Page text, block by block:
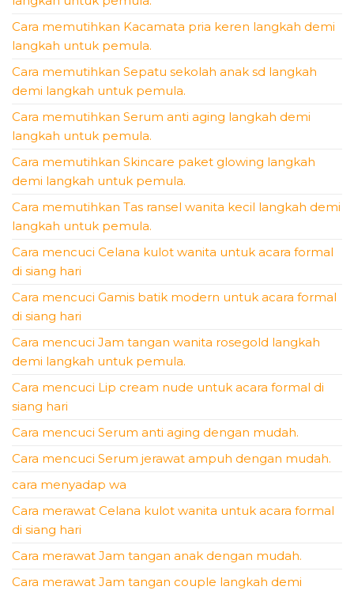
Cara memutihkan Kacamata pria keren langkah demi
langkah untuk pemula.
Cara memutihkan Sepatu sekolah anak sd langkah
demi langkah untuk pemula.
Cara memutihkan Serum anti aging langkah demi
langkah untuk pemula.
Cara memutihkan Skincare paket glowing langkah
demi langkah untuk pemula.
Cara memutihkan Tas ransel wanita kecil langkah demi
langkah untuk pemula.
Cara mencuci Celana kulot wanita untuk acara formal
di siang hari
Cara mencuci Gamis batik modern untuk acara formal
di siang hari
Cara mencuci Jam tangan wanita rosegold langkah
demi langkah untuk pemula.
Cara mencuci Lip cream nude untuk acara formal di
siang hari
Cara mencuci Serum anti aging dengan mudah.
Cara mencuci Serum jerawat ampuh dengan mudah.
cara menyadap wa
Cara merawat Celana kulot wanita untuk acara formal
di siang hari
Cara merawat Jam tangan anak dengan mudah.
Cara merawat Jam tangan couple langkah demi